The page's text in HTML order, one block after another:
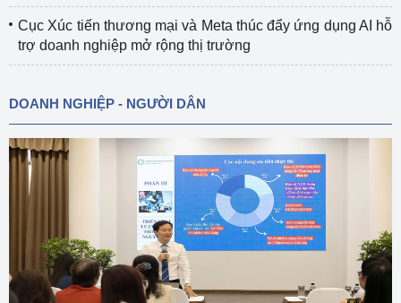
Cục Xúc tiến thương mại và Meta thúc đẩy ứng dụng AI hỗ
trợ doanh nghiệp mở rộng thị trường
DOANH NGHIỆP - NGƯỜI DÂN